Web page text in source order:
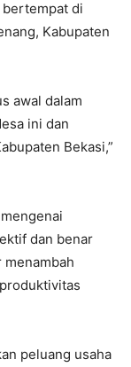
bertempat di
Kabupaten
awal dalam
ini dan
Bekasi,”
dan benar
menambah
peluang usaha